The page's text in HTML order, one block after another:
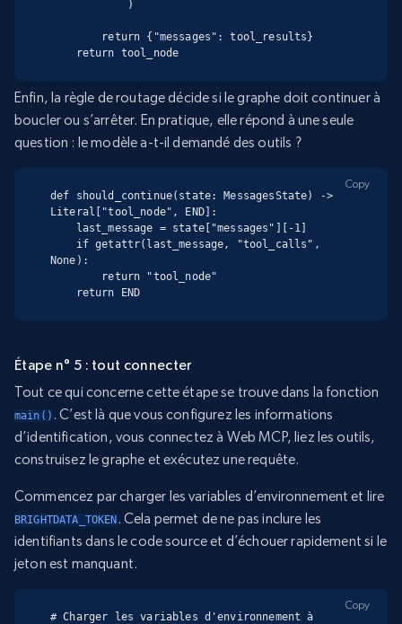
    return tool_node
Enfin, la règle de routage décide si le graphe doit continuer à
boucler ou s’arrêter. En pratique, elle répond à une seule
question : le modèle a-t-il demandé des outils ?
def should_continue(state: MessagesState) ->
Literal["tool_node", END]:
None):
    return END
Copy
Étape n° 5 : tout connecter
Tout ce qui concerne cette étape se trouve dans la fonction
main() . C’est là que vous configurez les informations
d’identification, vous connectez à Web MCP, liez les outils,
construisez le graphe et exécutez une requête.
Commencez par charger les variables d’environnement et lire
BRIGHTDATA_TOKEN . Cela permet de ne pas inclure les
identifiants dans le code source et d’échouer rapidement si le
jeton est manquant.
# Charger les variables d'environnement à
Copy